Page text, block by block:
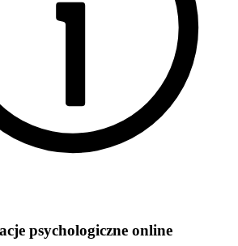
psychologiczne online